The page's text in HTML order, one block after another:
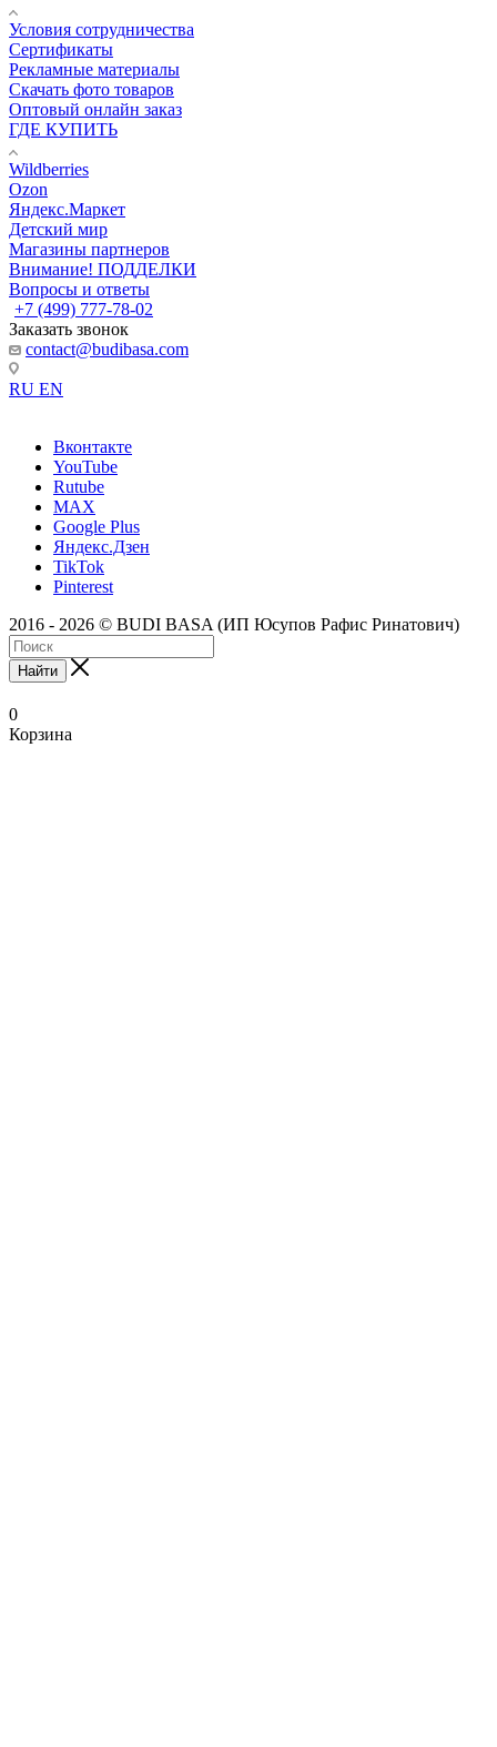
Условия сотрудничества
Сертификаты
Рекламные материалы
Скачать фото товаров
Оптовый онлайн заказ
ГДЕ КУПИТЬ
Wildberries
Ozon
Яндекс.Маркет
Детский мир
Магазины партнеров
Внимание! ПОДДЕЛКИ
Вопросы и ответы
+7 (499) 777-78-02
Заказать звонок
contact@budibasa.com
RU EN
Вконтакте
YouTube
Rutube
MAX
Google Plus
Яндекс.Дзен
TikTok
Pinterest
2016 - 2026 © BUDI BASA (ИП Юсупов Рафис Ринатович)
Найти
0
Корзина